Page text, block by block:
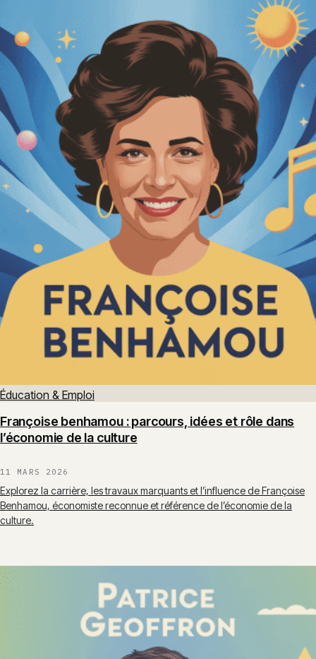
Éducation & Emploi
Françoise benhamou : parcours, idées et rôle dans
l’économie de la culture
11 MARS 2026
Explorez la carrière, les travaux marquants et l’influence de Françoise
Benhamou, économiste reconnue et référence de l’économie de la
culture.